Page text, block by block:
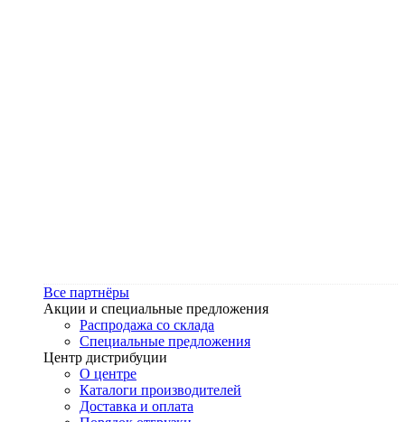
Все партнёры
Акции и специальные предложения
Распродажа со склада
Специальные предложения
Центр дистрибуции
О центре
Каталоги производителей
Доставка и оплата